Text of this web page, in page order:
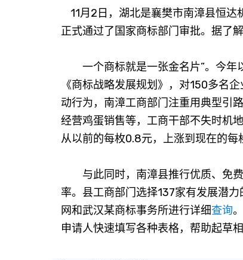
11月2日，湖北是襄樊市南漳县恒达
正式通过了国家商标部门审批。据了
一个商标就是一张金名片”。今年
《商标战略发展规划》，对150多名
动行为，南漳工商部门注重用典型引
经营鸡蛋销售等，工商干部不失时机
从以前的每枚0.8元，上涨到现在的每
与此同时，南漳县推行优质、免费
率。县工商部门选择137家有发展潜
网和武汉某商标事务所进行详细查询
申请人快速填写各种表格，帮助起草